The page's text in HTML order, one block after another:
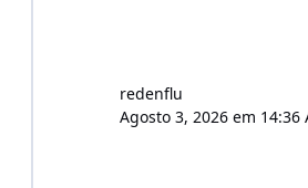
redenflu
Agosto 3, 2026 em 14:36